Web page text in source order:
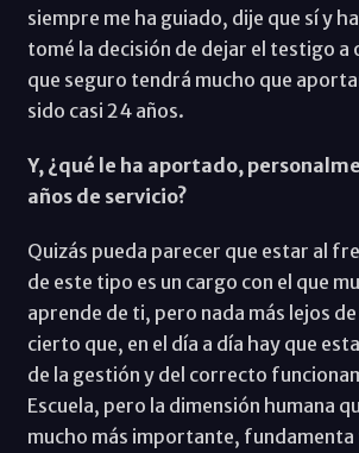
siempre me ha guiado, dije que sí y
tomé la decisión de dejar el testigo a
que seguro tendrá mucho que
sido casi 24 años.
Y, ¿qué le ha aportado,
años de servicio?
Quizás pueda parecer que estar al
de este tipo es un cargo con el que
aprende de ti, pero nada más lejos
cierto que, en el día a día hay que
de la gestión y del correcto
Escuela, pero la dimensión humana
mucho más importante, fundamenta